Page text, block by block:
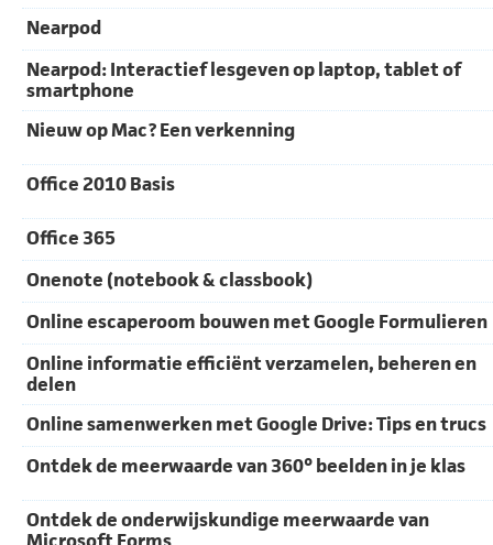
Nearpod
Nearpod: Interactief lesgeven op laptop, tablet of
smartphone
Nieuw op Mac? Een verkenning
Office 2010 Basis
Office 365
Onenote (notebook & classbook)
Online escaperoom bouwen met Google Formulieren
Online informatie efficiënt verzamelen, beheren en
delen
Online samenwerken met Google Drive: Tips en trucs
Ontdek de meerwaarde van 360° beelden in je klas
Ontdek de onderwijskundige meerwaarde van